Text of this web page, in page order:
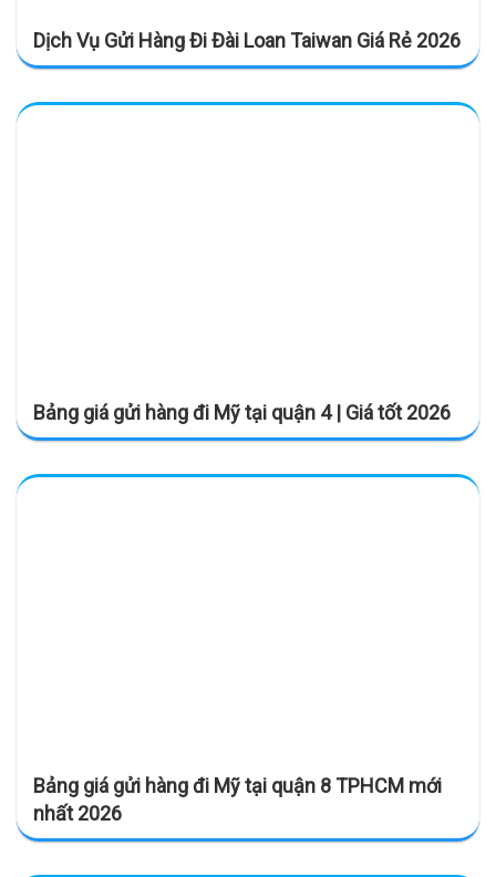
Dịch Vụ Gửi Hàng Đi Đài Loan Taiwan Giá Rẻ 2026
Bảng giá gửi hàng đi Mỹ tại quận 4 | Giá tốt 2026
Bảng giá gửi hàng đi Mỹ tại quận 8 TPHCM mới
nhất 2026